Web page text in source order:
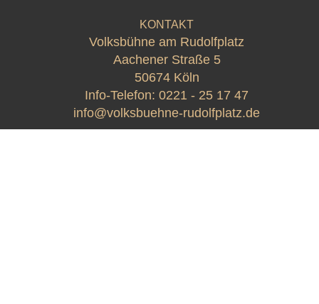
KONTAKT
Volksbühne am Rudolfplatz
Aachener Straße 5
50674 Köln
Info-Telefon: 0221 - 25 17 47
info@volksbuehne-rudolfplatz.de